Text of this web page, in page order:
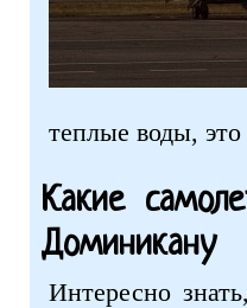
теплые воды, это
Какие
Доминикану
Интересно